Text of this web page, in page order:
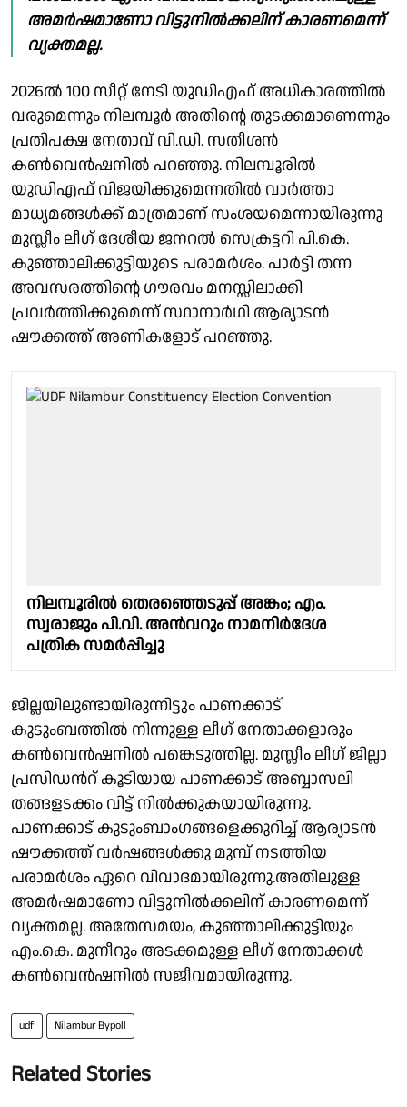
അമർഷമാണോ വിട്ടുനിൽക്കലിന് കാരണമെന്ന്
വ്യക്തമല്ല.
2026ൽ 100 സീറ്റ് നേടി യുഡിഎഫ് അധികാരത്തിൽ
വരുമെന്നും നിലമ്പൂർ അതിൻ്റെ തുടക്കമാണെന്നും
പ്രതിപക്ഷ നേതാവ് വി.ഡി. സതീശന്‍
കണ്‍വെന്‍ഷനില്‍ പറഞ്ഞു. നിലമ്പൂരിൽ
യുഡിഎഫ് വിജയിക്കുമെന്നതിൽ വാർത്താ
മാധ്യമങ്ങൾക്ക് മാത്രമാണ് സംശയമെന്നായിരുന്നു
മുസ്ലീം ലീഗ് ദേശീയ ജനറല്‍ സെക്രട്ടറി പി.കെ.
കുഞ്ഞാലിക്കുട്ടിയുടെ പരാമർശം. പാർട്ടി തന്ന
അവസരത്തിൻ്റെ ഗൗരവം മനസ്സിലാക്കി
പ്രവർത്തിക്കുമെന്ന് സ്ഥാനാർഥി ആര്യാടൻ
ഷൗക്കത്ത് അണികളോട് പറഞ്ഞു.
നിലമ്പൂരിൽ തെരഞ്ഞെടുപ്പ് അങ്കം; എം.
സ്വരാജും പി.വി. അൻവറും നാമനിർദേശ
പത്രിക സമർപ്പിച്ചു
ജില്ലയിലുണ്ടായിരുന്നിട്ടും പാണക്കാട്
കുടുംബത്തിൽ നിന്നുള്ള ലീഗ് നേതാക്കളാരും
കൺവെൻഷനിൽ പങ്കെടുത്തില്ല. മുസ്ലീം ലീഗ് ജില്ലാ
പ്രസിഡന്‍റ് കൂടിയായ പാണക്കാട് അബ്ബാസലി
തങ്ങളടക്കം വിട്ട് നിൽക്കുകയായിരുന്നു.
പാണക്കാട് കുടുംബാംഗങ്ങളെക്കുറിച്ച് ആര്യാടൻ
ഷൗക്കത്ത് വർഷങ്ങൾക്കു മുമ്പ് നടത്തിയ
പരാമർശം ഏറെ വിവാദമായിരുന്നു.അതിലുള്ള
അമർഷമാണോ വിട്ടുനിൽക്കലിന് കാരണമെന്ന്
വ്യക്തമല്ല. അതേസമയം, കുഞ്ഞാലിക്കുട്ടിയും
എം.കെ. മുനീറും അടക്കമുള്ള ലീഗ് നേതാക്കൾ
കൺവെൻഷനിൽ സജീവമായിരുന്നു.
udf Nilambur Bypoll
Related Stories